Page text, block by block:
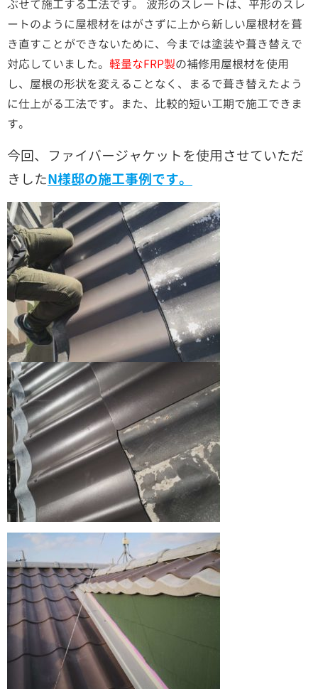
ぶせて施工する工法です。 波形のスレートは、平形のスレ
ートのように屋根材をはがさずに上から新しい屋根材を葺
き直すことができないために、今までは塗装や葺き替えで
対応していました。 軽量なFRP製の補修用屋根材を使用
し、屋根の形状を変えることなく、まるで葺き替えたよう
に仕上がる工法です。また、比較的短い工期で施工できま
す。
今回、ファイバージャケットを使用させていただ
きしたN様邸の施工事例です。